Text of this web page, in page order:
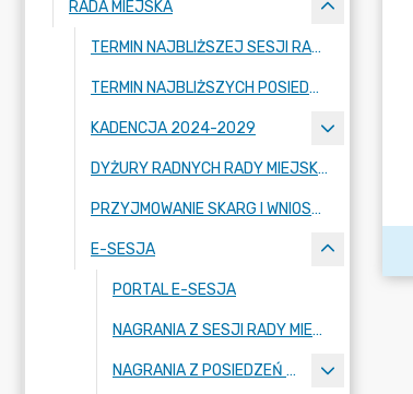
RADA MIEJSKA
TERMIN NAJBLIŻSZEJ SESJI RADY MIEJSKIEJ WRAZ Z PORZĄDKIEM OBRAD
TERMIN NAJBLIŻSZYCH POSIEDZEŃ KOMISJI RADY MIEJSKIEJ WRAZ Z PORZĄDKIEM OBRAD
KADENCJA 2024-2029
DYŻURY RADNYCH RADY MIEJSKIEJ W STRYKOWIE
PRZYJMOWANIE SKARG I WNIOSKÓW
E-SESJA
PORTAL E-SESJA
NAGRANIA Z SESJI RADY MIEJSKIEJ
NAGRANIA Z POSIEDZEŃ KOMISJI